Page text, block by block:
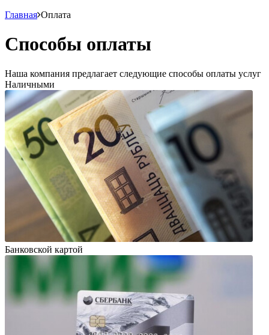
Главная Оплата
Способы оплаты
Наша компания предлагает следующие способы оплаты услуг
Наличными
Банковской картой